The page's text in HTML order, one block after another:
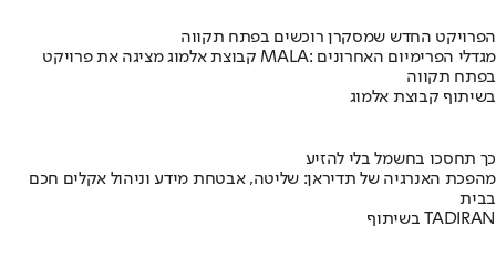
הפרויקט החדש שמסקרן רוכשים בפתח תקווה
קבוצת אלמוג מציגה את פרויקט MALA: מגדלי הפרימיום האחרונים
בפתח תקווה
בשיתוף קבוצת אלמוג
כך תחסכו בחשמל בלי להזיע
מהפכת האנרגיה של תדיראן: שליטה, אבטחת מידע וניהול אקלים חכם
בבית
בשיתוף TADIRAN